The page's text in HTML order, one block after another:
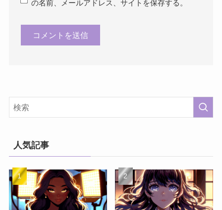
の名前、メールアドレス、サイトを保存する。
人気記事